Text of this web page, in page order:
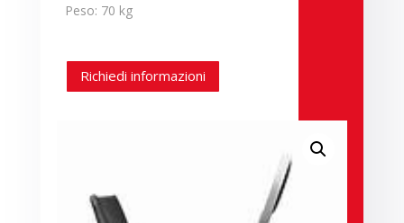
Peso: 70 kg
Richiedi informazioni